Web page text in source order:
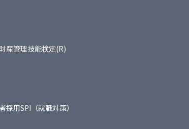
産管理技能検定(R)
採用SPI（就職対策）